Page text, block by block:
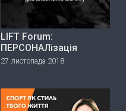
LIFT Forum:
ПЕРСОНАЛізація
27 листопада 2018